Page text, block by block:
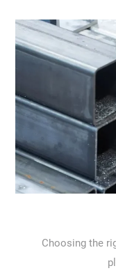
Choosing the